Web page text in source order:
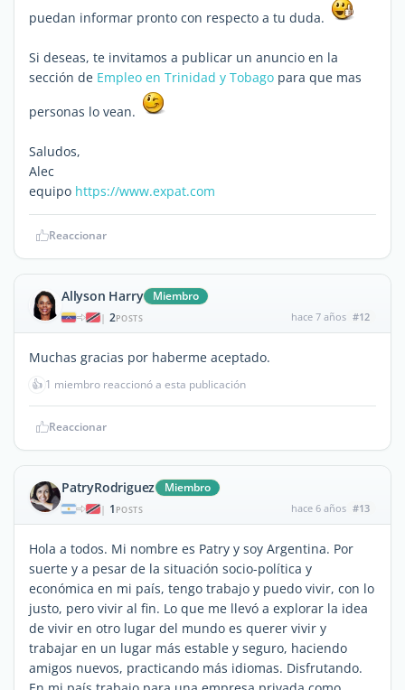
puedan informar pronto con respecto a tu duda.
Si deseas, te invitamos a publicar un anuncio en la
sección de Empleo en Trinidad y Tobago para que mas
personas lo vean.
Saludos,
Alec
equipo https://www.expat.com
Reaccionar
Allyson Harry Miembro
| 2POSTS hace 7 años #12
Muchas gracias por haberme aceptado.
👍 1 miembro reaccionó a esta publicación
Reaccionar
PatryRodriguez Miembro
| 1 POSTS hace 6 años #13
Hola a todos. Mi nombre es Patry y soy Argentina. Por
suerte y a pesar de la situación socio-política y
económica en mi país, tengo trabajo y puedo vivir, con lo
justo, pero vivir al fin. Lo que me llevó a explorar la idea
de vivir en otro lugar del mundo es querer vivir y
trabajar en un lugar más estable y seguro, haciendo
amigos nuevos, practicando más idiomas. Disfrutando.